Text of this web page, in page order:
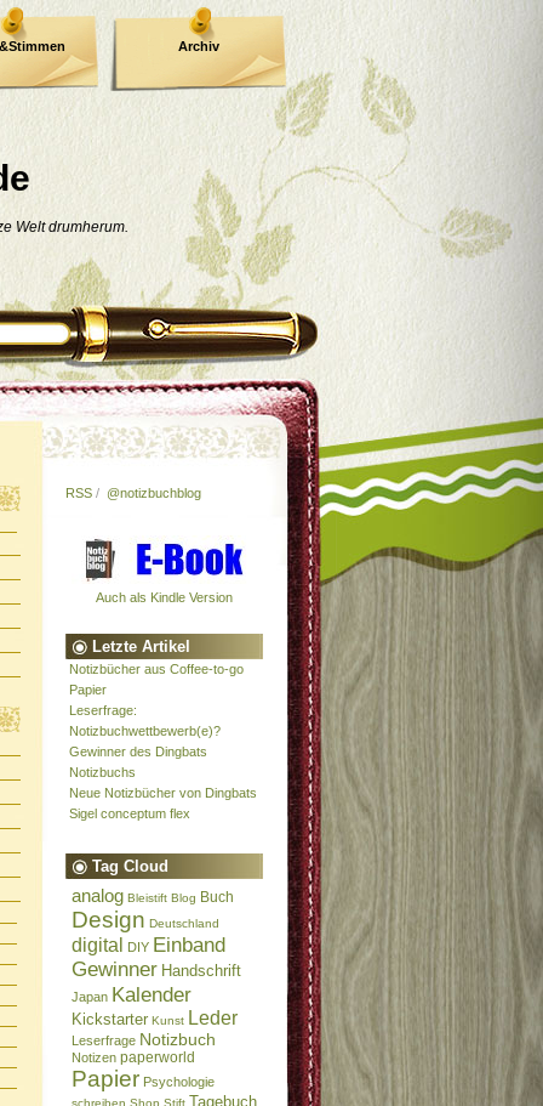
Welt drumherum.
Archiv
RSS / @notizbuchblog
Auch als Kindle Version
Letzte Artikel
Notizbücher aus Coffee-to-go
Papier
Leserfrage:
Notizbuchwettbewerb(e)?
Gewinner des Dingbats
Notizbuchs
Neue Notizbücher von Dingbats
Sigel conceptum flex
Tag Cloud
analog Bleistift Blog Buch
Design Deutschland
digital DIY Einband
Gewinner Handschrift
Japan Kalender
Kickstarter Kunst Leder
Leserfrage Notizbuch
Notizen paperworld
Papier Psychologie
schreiben Shop Stift Tagebuch